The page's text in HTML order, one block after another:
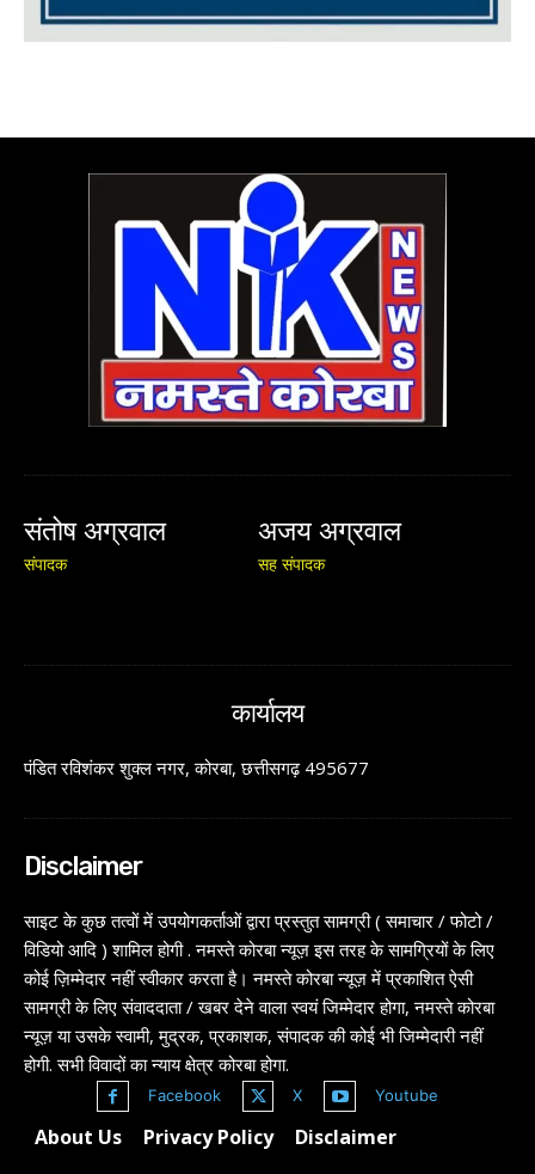
संतोष अग्रवाल
संपादक
अजय अग्रवाल
सह संपादक
कार्यालय
पंडित रविशंकर शुक्ल नगर, कोरबा, छत्तीसगढ़ 495677
Disclaimer
साइट के कुछ तत्वों में उपयोगकर्ताओं द्वारा प्रस्तुत सामग्री ( समाचार / फोटो /
विडियो आदि ) शामिल होगी . नमस्ते कोरबा न्यूज़ इस तरह के सामग्रियों के लिए
कोई ज़िम्मेदार नहीं स्वीकार करता है। नमस्ते कोरबा न्यूज़ में प्रकाशित ऐसी
सामग्री के लिए संवाददाता / खबर देने वाला स्वयं जिम्मेदार होगा, नमस्ते कोरबा
न्यूज़ या उसके स्वामी, मुद्रक, प्रकाशक, संपादक की कोई भी जिम्मेदारी नहीं
होगी. सभी विवादों का न्याय क्षेत्र कोरबा होगा.
Facebook X Youtube
About Us Privacy Policy
Disclaimer